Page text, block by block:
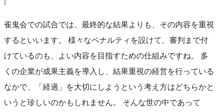
雀鬼会での試合では、最終的な結果よりも、その内容を重視
するといいます。 様々なペナルティを設けて、審判まで付
けているのも、よい内容を目指すための仕組みですね。 多
くの企業が成果主義を導入し、結果重視の経営を行っている
なかで、「経過」を大切にしようという考え方はどちらかと
いうと珍しいのかもしれません。 そんな世の中であって